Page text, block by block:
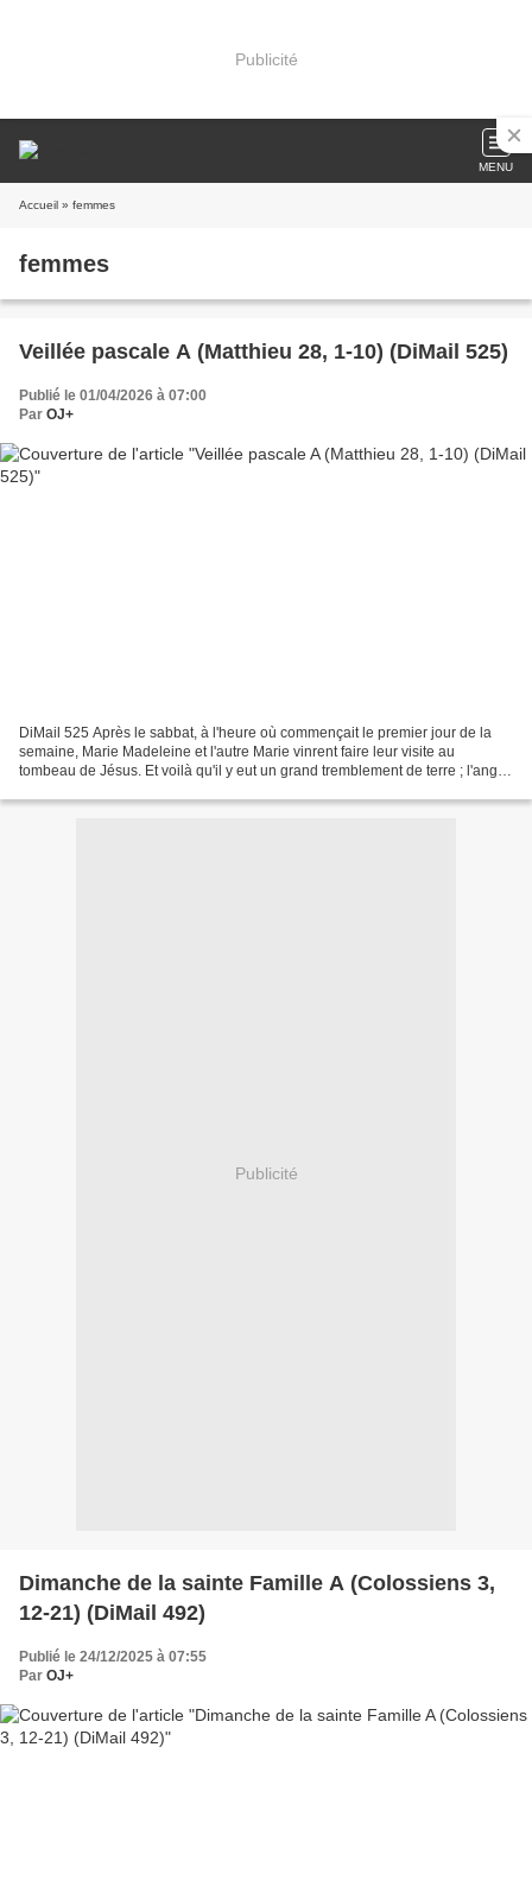
Publicité
MENU
Accueil » femmes
femmes
Veillée pascale A (Matthieu 28, 1-10) (DiMail 525)
Publié le 01/04/2026 à 07:00
Par OJ+
DiMail 525 Après le sabbat, à l'heure où commençait le premier jour de la
semaine, Marie Madeleine et l'autre Marie vinrent faire leur visite au
tombeau de Jésus. Et voilà qu'il y eut un grand tremblement de terre ; l'ange
Publicité
Dimanche de la sainte Famille A (Colossiens 3,
12-21) (DiMail 492)
Publié le 24/12/2025 à 07:55
Par OJ+